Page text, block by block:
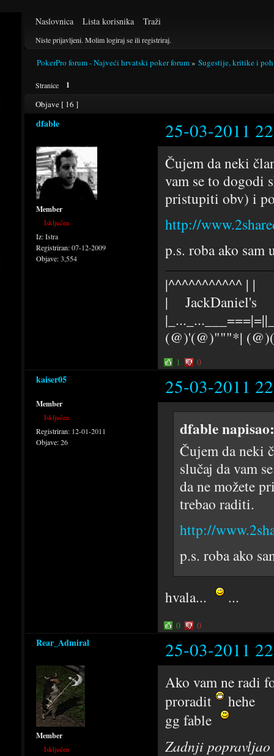
Naslovnica Lista korisnika Traži
Niste prijavljeni. Molim logiraj se ili registriraj.
PokerPro forum - Najveći hrvatski poker forum» Sugestije, kritike i
Stranice 1
Objave [ 16 ]
dfable 25-03-2011
Member
Isključen
Iz:Istra
Registriran:07-12-2009
Objave:3,554
Čujem da neki
vam se to dogodi
pristupiti obv) i
http://
p.s. roba ako
|^^^^^^^^^^^ | |
| JackDaniel's
(@)'(@)"""*|
1 0
kaiser05 25-03-2011
Member
Isključen
Registriran: 12-01-2011
Objave:26
dfable napisao:
Čujem da neki
slučaj da vam
da ne možete
trebao raditi.
http://
p.s. roba ako
hvala... ...
0 0
Rear_Admiral 25-03-2011
Member
Isključen
Ako vam ne radi
proradit
hehe
gg fable
Zadnji